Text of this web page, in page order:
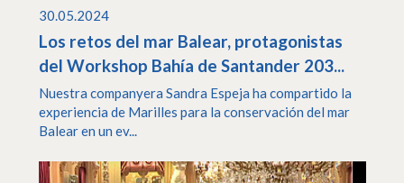
30.05.2024
Los retos del mar Balear, protagonistas
del Workshop Bahía de Santander 203...
Nuestra companyera Sandra Espeja ha compartido la
experiencia de Marilles para la conservación del mar
Balear en un ev...